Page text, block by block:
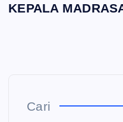
KEPALA
Cari